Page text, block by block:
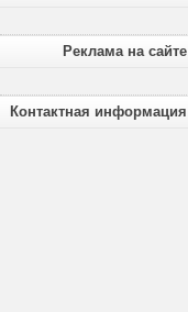
Реклама на сайте
Контактная информация